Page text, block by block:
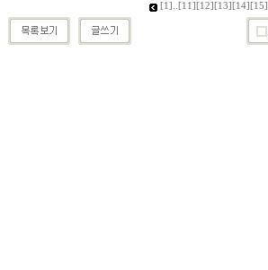
[1] [11] [12] [13] [14] [15]